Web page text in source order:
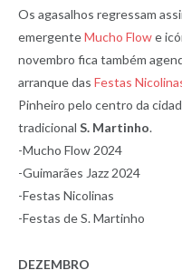
Os agasalhos regressam
emergenteMucho Flowe
novembro fica também
arranque das Festas
Pinheiro pelo centro da
tradicional S. Martinho.
-Mucho Flow 2024
-Guimarães Jazz 2024
-Festas Nicolinas
-Festas de S. Martinho
DEZEMBRO